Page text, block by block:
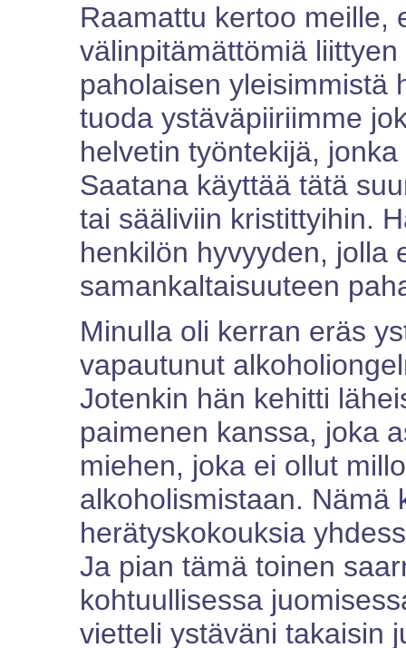
Raamattu kertoo meille,
välinpitämättömiä
paholaisen yleisimmistä
tuoda ystäväpiiriimme
helvetin työntekijä,
Saatana käyttää tätä
tai sääliviin kristittyihin.
henkilön hyvyyden, jolla
samankaltaisuuteen
Minulla oli kerran eräs
vapautunut
Jotenkin hän kehitti
paimenen kanssa, joka
miehen, joka ei ollut
alkoholismistaan. Nämä
herätyskokouksia
Ja pian tämä toinen
kohtuullisessa
vietteli ystäväni takaisin